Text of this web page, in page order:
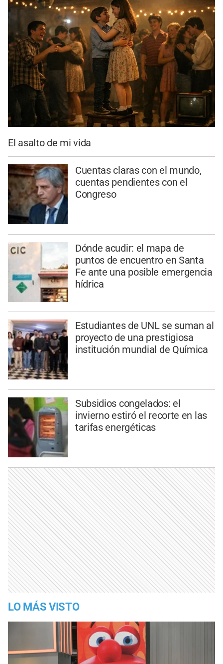
El asalto de mi vida
Cuentas claras con el mundo,
cuentas pendientes con el
Congreso
Dónde acudir: el mapa de
puntos de encuentro en Santa
Fe ante una posible emergencia
hídrica
Estudiantes de UNL se suman al
proyecto de una prestigiosa
institución mundial de Química
Subsidios congelados: el
invierno estiró el recorte en las
tarifas energéticas
LO MÁS VISTO